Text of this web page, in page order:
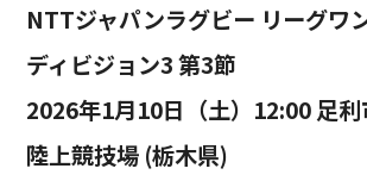
NTTジャパンラグビー リーグワ
ディビジョン3 第3節
2026年1月10日（土）12:00 足
陸上競技場 (栃木県)